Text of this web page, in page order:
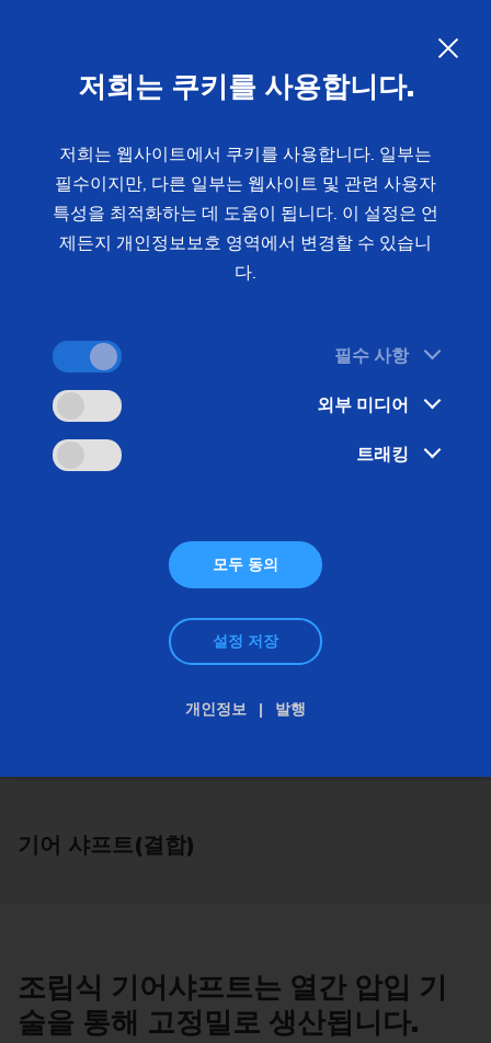
분야 및 솔루션 공작물
Transmission & Powertrain
기어 샤프트 (조인트)
조립식 기어 샤프트생산 방식
파워트레인 생산은 유연성과 효율성에 달려있습니
다. 복잡한 기하학적 구조를 갖춘 다양한 기어 샤프
트 및 변화가 가능한 제품 생산 개수는 보다 효율적
으로 생산되어야 합니다.
기어 샤프트(결합)
조립식 기어샤프트는 열간 압입 기
술을 통해 고정밀로 생산됩니다.
저희는 쿠키를 사용합니다.
저희는 웹사이트에서 쿠키를 사용합니다. 일부는
필수이지만, 다른 일부는 웹사이트 및 관련 사용자
특성을 최적화하는 데 도움이 됩니다. 이 설정은 언
제든지 개인정보보호 영역에서 변경할 수 있습니
다.
필수 사항
외부 미디어
트래킹
모두 동의
설정 저장
개인정보 발행